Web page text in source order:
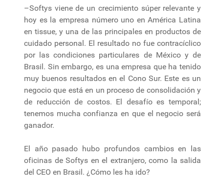
–Softys viene de un crecimiento súper relevante y
hoy es la empresa número uno en América Latina
en tissue, y una de las principales en productos de
cuidado personal. El resultado no fue contracíclico
por las condiciones particulares de México y de
Brasil. Sin embargo, es una empresa que ha tenido
muy buenos resultados en el Cono Sur. Este es un
negocio que está en un proceso de consolidación y
de reducción de costos. El desafío es temporal;
tenemos mucha confianza en que el negocio será
ganador.
El año pasado hubo profundos cambios en las
oficinas de Softys en el extranjero, como la salida
del CEO en Brasil. ¿Cómo les ha ido?